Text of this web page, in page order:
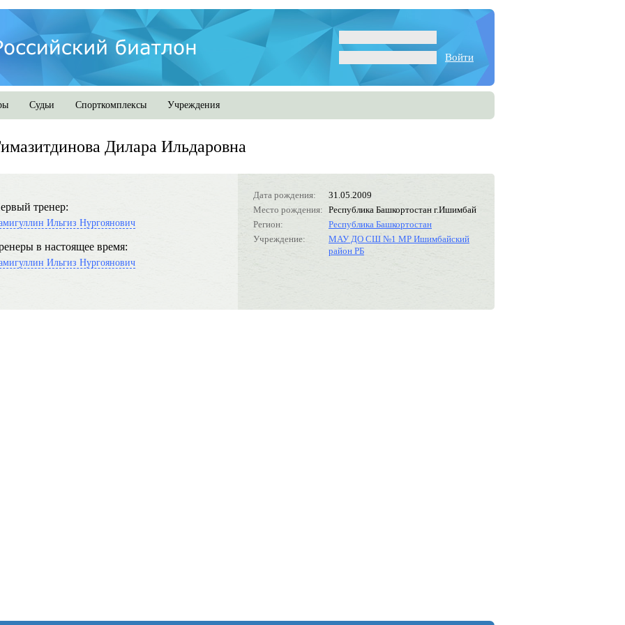
Войти
Судьи Спорткомплексы Учреждения
Дилара Ильдаровна
Дата рождения:
31.05.2009
Место рождения: Республика Башкортостан г.Ишимбай
Регион:
Республика Башкортостан
Учреждение:
МАУ ДО СШ №1 МР Ишимбайский
район РБ
тренер:
Ильгиз Нургоянович
в настоящее время:
Ильгиз Нургоянович